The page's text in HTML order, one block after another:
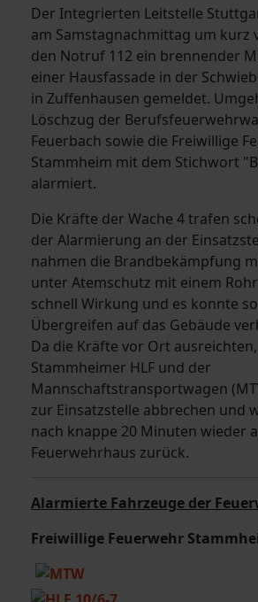
Der Integrierten Leitstelle
am Samstagnachmittag um kurz
den Notruf 112 ein brennender
einer Hausfassade in der
in Zuffenhausen gemeldet.
Löschzug der
Feuerbach sowie die Freiwillige
Stammheim mit dem Stichwort
alarmiert.
Die Kräfte der Wache 4 trafen
der Alarmierung an der
nahmen die Brandbekämpfung
unter Atemschutz mit einem
schnell Wirkung und es konnte
Übergreifen auf das Gebäude
Da die Kräfte vor Ort
Stammheimer HLF und der
Mannschaftstransportwagen
zur Einsatzstelle abbrechen und
nach knappe 20 Minuten wieder
Feuerwehrhaus zurück.
Alarmierte Fahrzeuge der
Freiwillige Feuerwehr